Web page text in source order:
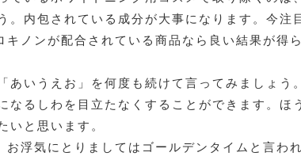
。内包されている成分が大事になります。今注
キノンが配合されている商品なら良い結果が得
あいうえお」を何度も続けて言ってみましょう
なるしわを目立たなくすることができます。ほ
いと思います。
浮気にとりましてはゴールデンタイムと言わ